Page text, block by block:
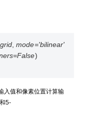
grid ,mode='bilinear'
=False)
入值和像素位置计算输
5-